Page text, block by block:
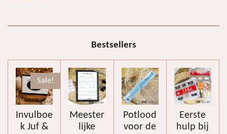
Bestsellers
Sale!
Invulboe
k Juf &
Meester
lijke
Potlood
voor de
Eerste
hulp bij